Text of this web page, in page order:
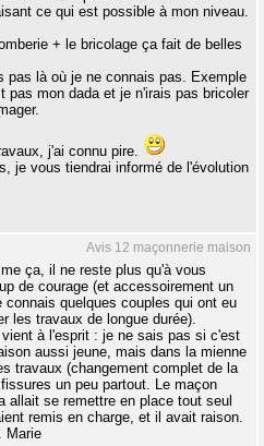
ce qui est possible à mon niveau.
+ le bricolage ça fait de belles
pas là où je ne connais pas. Exemple
pas mon dada et je n'irais pas bricoler
j'ai connu pire.
je vous tiendrai informé de l'évolution
Avis 12 maçonnerie maison
ça, il ne reste plus qu'à vous
de courage (et accessoirement un
connais quelques couples qui ont eu
les travaux de longue durée).
à l'esprit : je ne sais pas si c'est
aussi jeune, mais dans la mienne
travaux (changement complet de la
un peu partout. Le maçon
allait se remettre en place tout seul
remis en charge, et il avait raison.
Marie